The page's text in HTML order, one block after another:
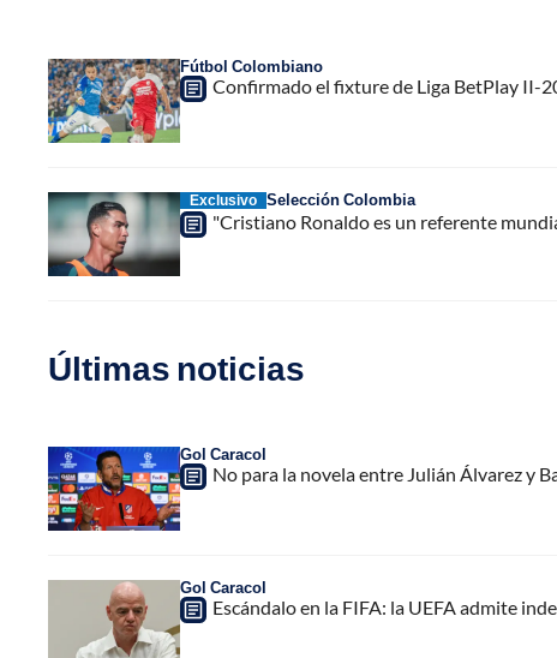
Fútbol Colombiano
Confirmado el fixture de Liga BetPlay II-
Exclusivo Selección Colombia
"Cristiano Ronaldo es un referente
Últimas noticias
Gol Caracol
No para la novela entre Julián Álvarez y
Gol Caracol
Escándalo en la FIFA: la UEFA admite